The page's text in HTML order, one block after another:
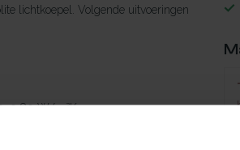
lichtkoepel. Volgende uitvoeringen
53453)
0,80 W/m²K